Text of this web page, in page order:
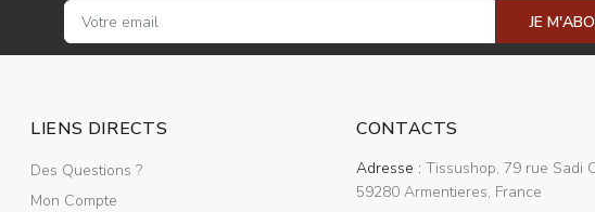
JE
LIENS DIRECTS
Des Questions ?
Mon Compte
CONTACTS
Adresse : Tissushop, 79 rue Sadi
59280 Armentieres, France